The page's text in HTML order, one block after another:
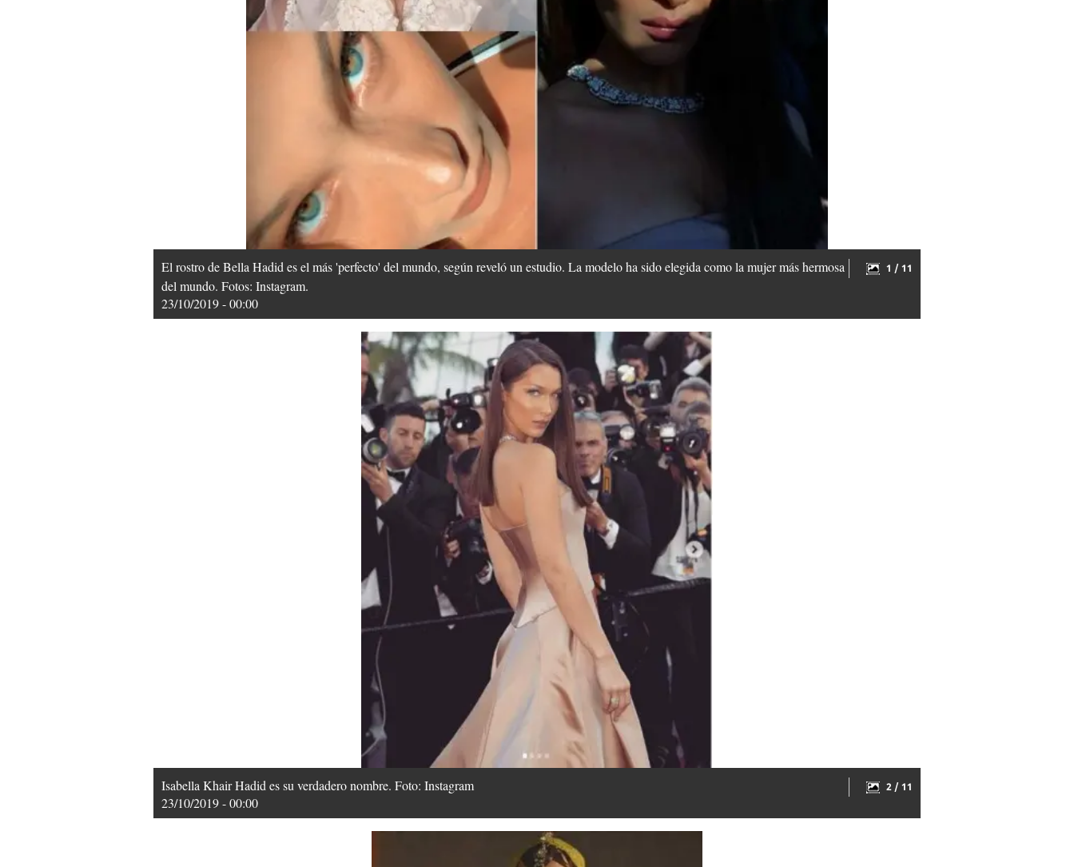
El rostro de Bella Hadid es el más 'perfecto' del mundo, según reveló un estudio. La modelo ha sido elegida como la mujer más hermosa
del mundo. Fotos: Instagram.
23/10/2019 - 00:00
1 / 11
Isabella Khair Hadid es su verdadero nombre. Foto: Instagram
23/10/2019 - 00:00
2 / 11